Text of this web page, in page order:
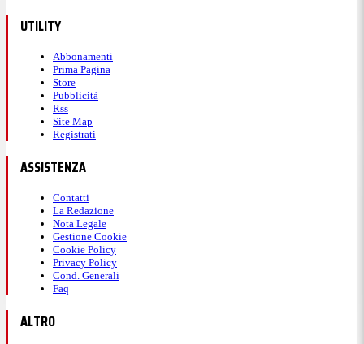
UTILITY
Abbonamenti
Prima Pagina
Store
Pubblicità
Rss
Site Map
Registrati
ASSISTENZA
Contatti
La Redazione
Nota Legale
Gestione Cookie
Cookie Policy
Privacy Policy
Cond. Generali
Faq
ALTRO